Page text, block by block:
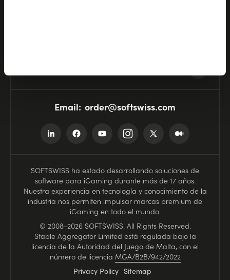
Email: order@softswiss.com
SOFTSWISS ha estado desarrollando soluciones de
software para iGaming durante más de 17 años.
Nuestra experiencia en tecnología y conocimiento de la
industria nos permiten impulsar marcas premium de
iGaming en todo el mundo.
© 2008–2026 SOFTSWISS. All Rights Reserved.
Stable Aggregator Limited está regulada bajo la
licencia de la Autoridad del Juego de Malta, con el
número de licencia MGA/B2B/942/2022
Privacy Policy Sitemap